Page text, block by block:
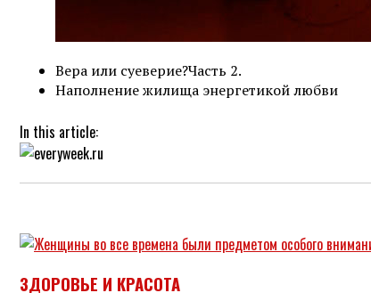
Вера или суеверие?Часть 2.
Наполнение жилища энергетикой любви
In this article:
ЗДОРОВЬЕ И КРАСОТА